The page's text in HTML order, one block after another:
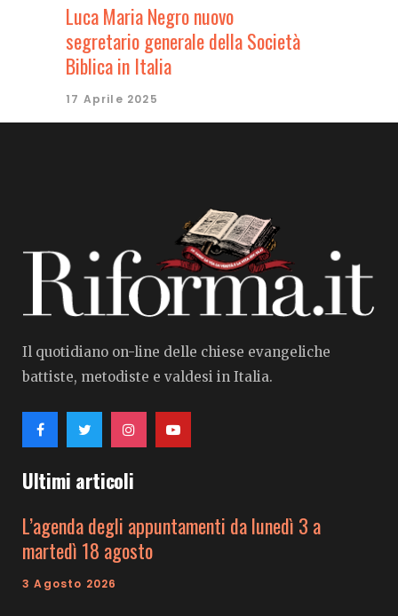
Luca Maria Negro nuovo
segretario generale della Società
Biblica in Italia
17 Aprile 2025
Il quotidiano on-line delle chiese evangeliche
battiste, metodiste e valdesi in Italia.
Ultimi articoli
L’agenda degli appuntamenti da lunedì 3 a
martedì 18 agosto
3 Agosto 2026